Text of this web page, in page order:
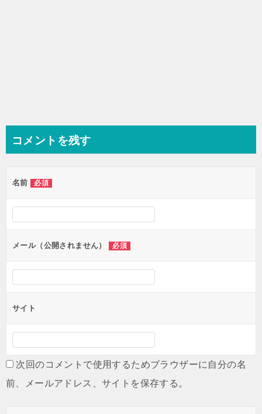
コメントを残す
名前 必須
メール（公開されません） 必須
サイト
次回のコメントで使用するためブラウザーに自分の名
前、メールアドレス、サイトを保存する。